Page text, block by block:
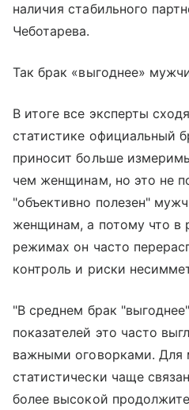
наличия стабильного
Чеботарева.
Так брак «выгоднее»
В итоге все эксперты
статистике официальный
приносит больше
чем женщинам, но это не
"объективно полезен"
женщинам, а потому что в
режимах он часто
контроль и риски
"В среднем брак
показателей это часто
важными оговорками. Для
статистически чаще
более высокой